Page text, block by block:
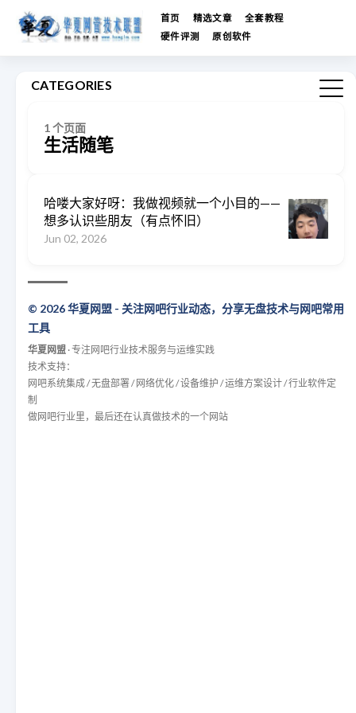
首页 精选文章
全套教程
硬件评测
原创软件
CATEGORIES
1 个页面
生活随笔
哈喽大家好呀：我做视频就一个小目的——
想多认识些朋友（有点怀旧）
Jun 02, 2026
© 2026 华夏网盟 - 关注网吧行业动态，分享无盘技术与网吧常用
工具
华夏网盟 · 专注网吧行业技术服务与运维实践
技术支持：
网吧系统集成 / 无盘部署 / 网络优化 / 设备维护 / 运维方案设计 / 行业软件定
制
做网吧行业里，最后还在认真做技术的一个网站